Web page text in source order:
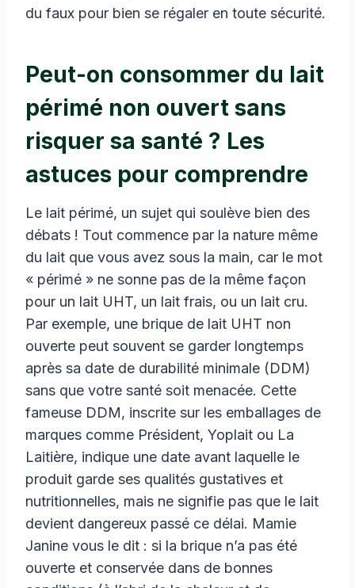
du faux pour bien se régaler en toute sécurité.
Peut-on consommer du lait
périmé non ouvert sans
risquer sa santé ? Les
astuces pour comprendre
Le lait périmé, un sujet qui soulève bien des
débats ! Tout commence par la nature même
du lait que vous avez sous la main, car le mot
« périmé » ne sonne pas de la même façon
pour un lait UHT, un lait frais, ou un lait cru.
Par exemple, une brique de lait UHT non
ouverte peut souvent se garder longtemps
après sa date de durabilité minimale (DDM)
sans que votre santé soit menacée. Cette
fameuse DDM, inscrite sur les emballages de
marques comme Président, Yoplait ou La
Laitière, indique une date avant laquelle le
produit garde ses qualités gustatives et
nutritionnelles, mais ne signifie pas que le lait
devient dangereux passé ce délai. Mamie
Janine vous le dit : si la brique n’a pas été
ouverte et conservée dans de bonnes